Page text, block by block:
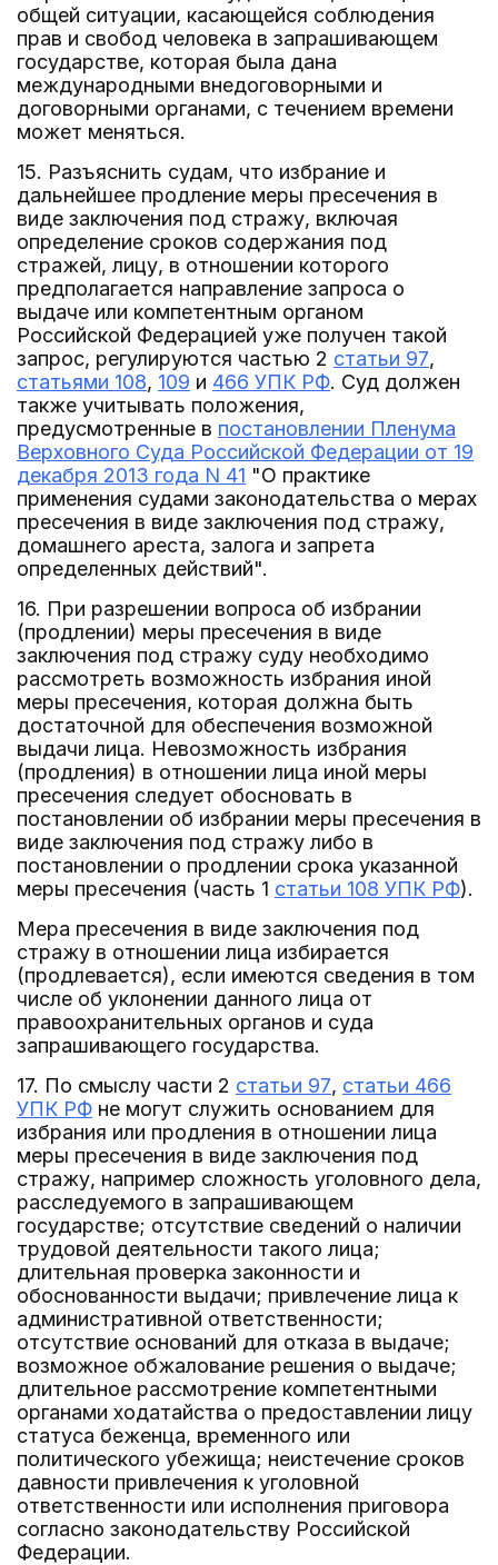
общей ситуации, касающейся соблюдения
прав и свобод человека в запрашивающем
государстве, которая была дана
международными внедоговорными и
договорными органами, с течением времени
может меняться.
15. Разъяснить судам, что избрание и
дальнейшее продление меры пресечения в
виде заключения под стражу, включая
определение сроков содержания под
стражей, лицу, в отношении которого
предполагается направление запроса о
выдаче или компетентным органом
Российской Федерацией уже получен такой
запрос, регулируются частью 2 статьи 97,
статьями 108, 109 и 466 УПК РФ. Суд должен
также учитывать положения,
предусмотренные в постановлении Пленума
Верховного Суда Российской Федерации от 19
декабря 2013 года N 41 "О практике
применения судами законодательства о мерах
пресечения в виде заключения под стражу,
домашнего ареста, залога и запрета
определенных действий".
16. При разрешении вопроса об избрании
(продлении) меры пресечения в виде
заключения под стражу суду необходимо
рассмотреть возможность избрания иной
меры пресечения, которая должна быть
достаточной для обеспечения возможной
выдачи лица. Невозможность избрания
(продления) в отношении лица иной меры
пресечения следует обосновать в
постановлении об избрании меры пресечения в
виде заключения под стражу либо в
постановлении о продлении срока указанной
меры пресечения (часть 1 статьи 108 УПК РФ).
Мера пресечения в виде заключения под
стражу в отношении лица избирается
(продлевается), если имеются сведения в том
числе об уклонении данного лица от
правоохранительных органов и суда
запрашивающего государства.
17. По смыслу части 2 статьи 97, статьи 466
УПК РФ не могут служить основанием для
избрания или продления в отношении лица
меры пресечения в виде заключения под
стражу, например сложность уголовного дела,
расследуемого в запрашивающем
государстве; отсутствие сведений о наличии
трудовой деятельности такого лица;
длительная проверка законности и
обоснованности выдачи; привлечение лица к
административной ответственности;
отсутствие оснований для отказа в выдаче;
возможное обжалование решения о выдаче;
длительное рассмотрение компетентными
органами ходатайства о предоставлении лицу
статуса беженца, временного или
политического убежища; неистечение сроков
давности привлечения к уголовной
ответственности или исполнения приговора
согласно законодательству Российской
Федерации.